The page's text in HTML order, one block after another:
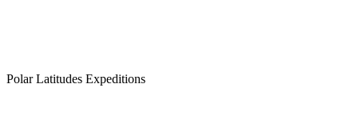
Polar Latitudes Expeditions